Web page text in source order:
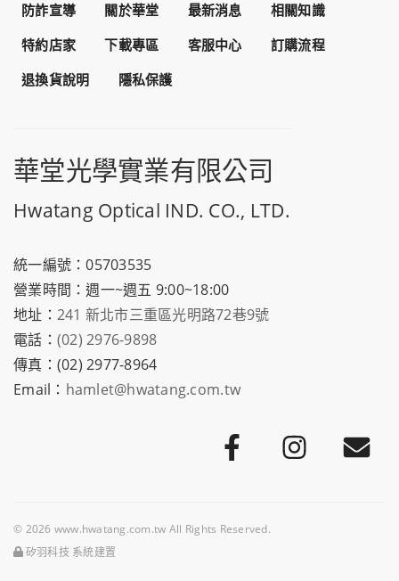
防詐宣導 關於華堂 最新消息
相關知識
特約店家
下載專區 客服中心
訂購流程
退換貨說明
隱私保護
華堂光學實業有限公司
Hwatang Optical IND. CO., LTD.
統一編號：05703535
營業時間：週一~週五 9:00~18:00
地址： 241 新北市三重區光明路72巷9號
電話： (02) 2976-9898
傳真：(02) 2977-8964
Email： hamlet@hwatang.com.tw
© 2026 www.hwatang.com.tw All Rights Reserved.
矽羽科技 系統建置